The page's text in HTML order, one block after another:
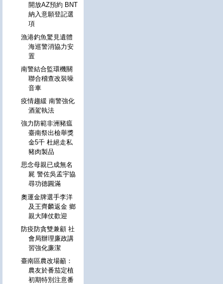
開放AZ預約 BNT
納入意願登記選
項
漁港釣魚驚見遺體
海巡警消協力安
置
南警結合監環機關
聯合稽查改裝噪
音車
疫情趨緩 南警強化
酒駕執法
強力防範非洲豬瘟
臺南祭出檢舉獎
金5千 杜絕走私
豬肉製品
思念母親已成無名
屍 警佐吳孟宇協
尋功德圓滿
奧運金牌選手李洋
及王齊麟返金 鄉
親大陣仗歡迎
防疫防貪雙兼顧 社
會局辦理廉政講
習強化廉潔
臺南區農改場籲：
農友於番茄定植
初期特別注意番